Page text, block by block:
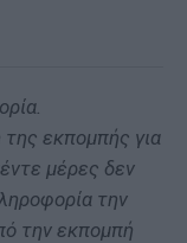
εκπομπής για
μέρες δεν
την
την εκπομπή